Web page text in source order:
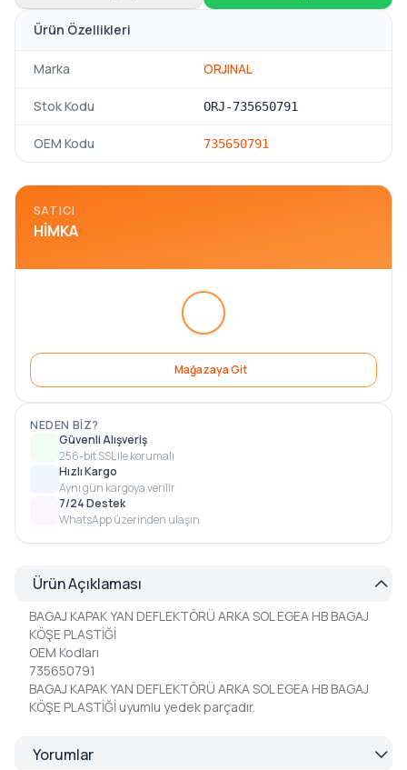
Ürün Özellikleri
Marka ORJINAL
Stok Kodu ORJ-735650791
OEM Kodu 735650791
SATICI
HIMKA
Mağazaya Git
NEDEN BIZ?
Güvenli Alışveriş
256-bit SSL ile korumalı
Hızlı Kargo
Aynı gün kargoya verilir
7/24 Destek
WhatsApp üzerinden ulaşın
Ürün Açıklaması
BAGAJ KAPAK YAN DEFLEKTÖRÜ ARKA SOL EGEA HB BAGAJ
KÖŞE PLASTİĞİ
OEM Kodları
735650791
BAGAJ KAPAK YAN DEFLEKTÖRÜ ARKA SOL EGEA HB BAGAJ
KÖŞE PLASTİĞİ uyumlu yedek parçadır.
Yorumlar